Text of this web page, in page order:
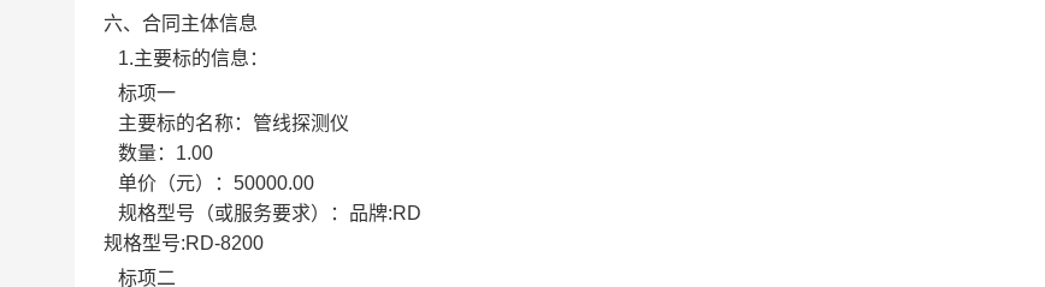
六、合同主体信息
1.主要标的信息：
标项一
主要标的名称： 管线探测仪
数量： 1.00
单价（元）： 50000.00
规格型号（或服务要求）： 品牌:RD
规格型号:RD-8200
标项二